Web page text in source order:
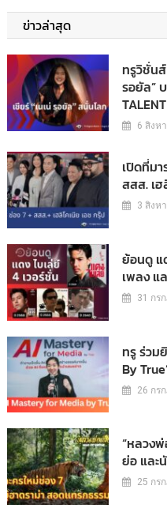
ข่าวล่าสุด
ทรูวิชั่นส์
รอยัล”
6 สิงห
เปิดที่มา
สสส. เฮ
3 สิงห
ย้อนดู แ
เพลง แ
31 กร
ทรู ร่วม
By
26 กร
“หลวงพ่
ย่อ และ
25 กร